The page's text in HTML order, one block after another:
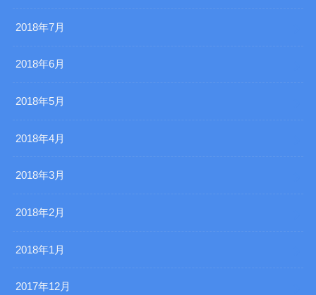
2018年7月
2018年6月
2018年5月
2018年4月
2018年3月
2018年2月
2018年1月
2017年12月